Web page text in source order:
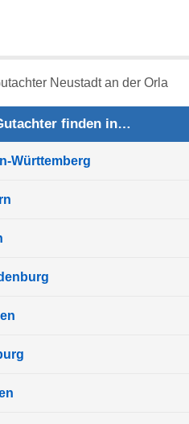
finden in…
Württemberg